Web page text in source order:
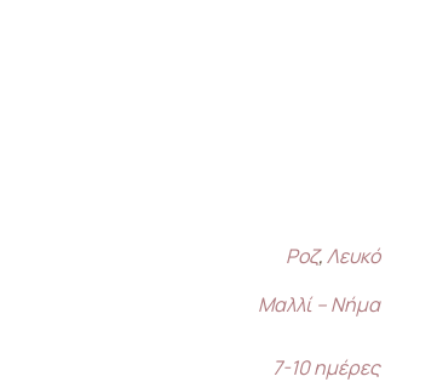
Ροζ,Λευκό
Μαλλί – Νήμα
7-10 ημέρες